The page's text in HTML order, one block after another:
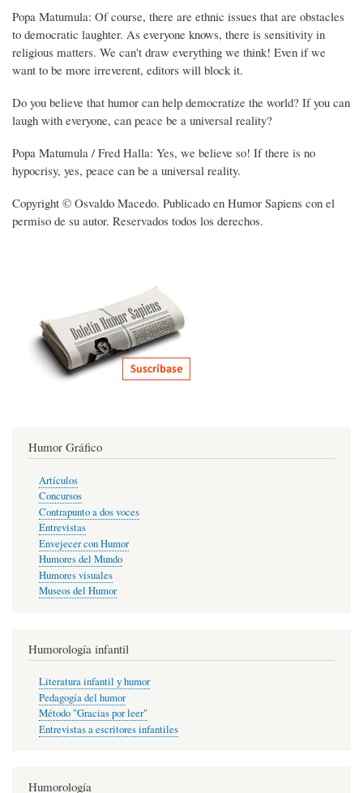
Popa Matumula: Of course, there are ethnic issues that are obstacles
to democratic laughter. As everyone knows, there is sensitivity in
religious matters. We can't draw everything we think! Even if we
want to be more irreverent, editors will block it.
Do you believe that humor can help democratize the world? If you can
laugh with everyone, can peace be a universal reality?
Popa Matumula / Fred Halla: Yes, we believe so! If there is no
hypocrisy, yes, peace can be a universal reality.
Copyright © Osvaldo Macedo. Publicado en Humor Sapiens con el
permiso de su autor. Reservados todos los derechos.
Humor Gráfico
Artículos
Concursos
Contrapunto a dos voces
Entrevistas
Envejecer con Humor
Humores del Mundo
Humores visuales
Museos del Humor
Humorología infantil
Literatura infantil y humor
Pedagogía del humor
Método "Gracias por leer"
Entrevistas a escritores infantiles
Humorología